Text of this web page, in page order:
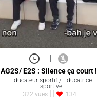
|
AG2S/ E2S : Silence ça court !
Educateur sportif / Educatrice
sportive
322 vues
134